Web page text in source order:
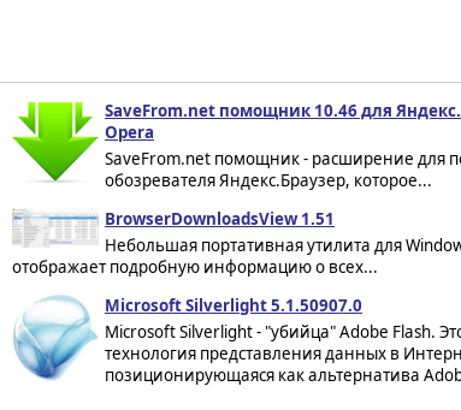
SaveFrom.net помощник 10.46 для
Opera
SaveFrom.net помощник - расширение для
обозревателя Яндекс.Браузер, которое...
BrowserDownloadsView 1.51
Небольшая портативная утилита для
отображает подробную информацию о всех...
Microsoft Silverlight 5.1.50907.0
Microsoft Silverlight - "убийца" Adobe Flash.
технология представления данных в
позиционирующаяся как альтернатива